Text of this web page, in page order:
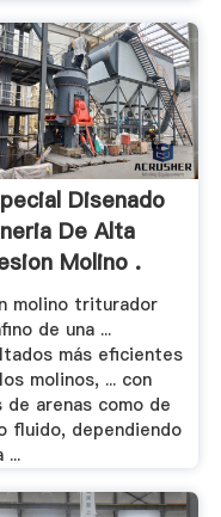
Disenado
De Alta
Molino .
molino triturador
de una ...
más eficientes
molinos, ... con
de arenas como de
fluido, dependiendo
...